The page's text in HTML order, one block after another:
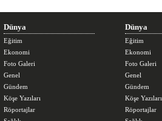
Dünya
Eğitim
Ekonomi
Foto Galeri
Genel
Gündem
Köşe Yazıları
Röportajlar
Dünya
Eğitim
Ekonomi
Foto Galeri
Genel
Gündem
Köşe Yazıları
Röportajlar